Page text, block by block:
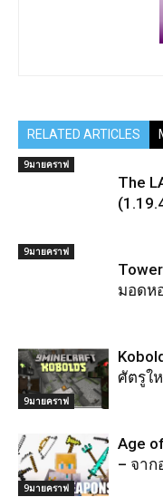
RELATED ARTICLES
9มายคราฟ
The
9มายคราฟ
มอดห
9มายคราฟ
ศัตรูใ
9มายคราฟ
Age
– จา